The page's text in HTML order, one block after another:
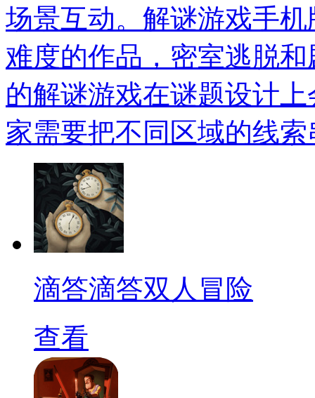
场景互动。解谜游戏手
难度的作品，密室逃脱
的解谜游戏在谜题设计
家需要把不同区域的线
滴答滴答双人冒险
查看